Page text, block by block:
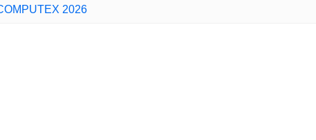
2026